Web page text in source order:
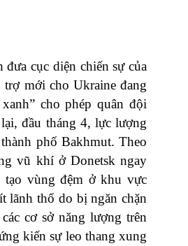
cục diện chiến sự của
trợ mới cho Ukraine đang
cho phép quân đội
đầu tháng 4, lực lượng
phố Bakhmut. Theo
vũ khí ở Donetsk ngay
tạo vùng đệm ở khu vực
lãnh thổ do bị ngăn chặn
cơ sở năng lượng trên
kiến sự leo thang xung